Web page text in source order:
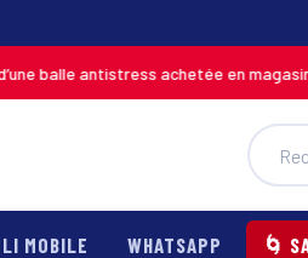
antistress achetée en magasin
MOBILE WHATSAPP 🌀